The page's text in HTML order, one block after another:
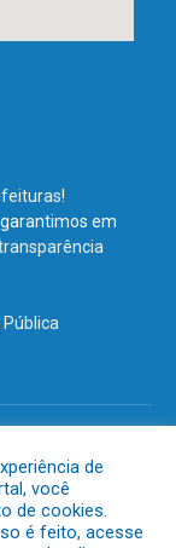
!
em
de
você
de cookies.
é feito, acesse